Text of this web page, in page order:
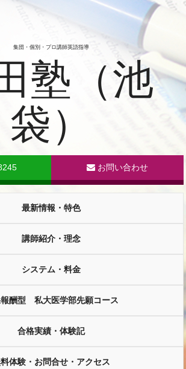
集団・個別・プロ講師英語指導
塾（池
袋）
お問い合わせ
最新情報・特色
講師紹介・理念
システム・料金
酬型 私大医学部先願コース
合格実績・体験記
体験・お問合せ・アクセス